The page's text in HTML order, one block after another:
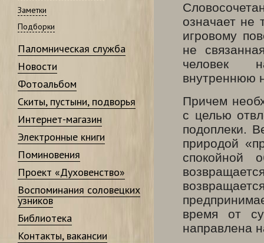
Заметки
Подборки
Паломническая служба
Новости
Фотоальбом
Скиты, пустыни, подворья
Интернет-магазин
Электронные книги
Поминовения
Проект «Духовенство»
Воспоминания соловецких
узников
Библиотека
Контакты, вакансии
означает не
игровому
не
человек
внутреннюю
Причем
с целью
подоплеки.
природой
спокойной
время от
направлена